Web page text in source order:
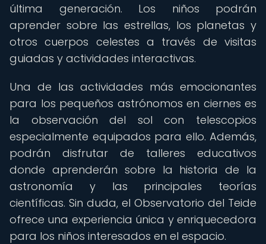
última generación. Los niños podrán
aprender sobre las estrellas, los planetas y
otros cuerpos celestes a través de visitas
guiadas y actividades interactivas.
Una de las actividades más emocionantes
para los pequeños astrónomos en ciernes es
la observación del sol con telescopios
especialmente equipados para ello. Además,
podrán disfrutar de talleres educativos
donde aprenderán sobre la historia de la
astronomía y las principales teorías
científicas. Sin duda, el Observatorio del Teide
ofrece una experiencia única y enriquecedora
para los niños interesados en el espacio.